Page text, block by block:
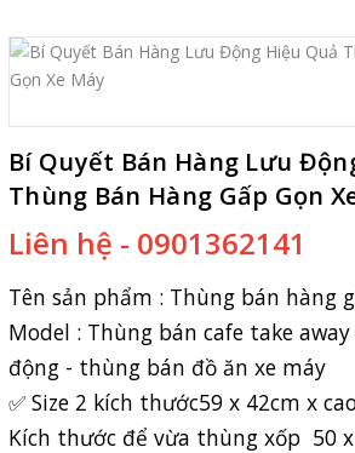
Bí Quyết Bán Hàng Lưu
Thùng Bán Hàng Gấp Gọn
Liên hệ - 0901362141
Tên sản phẩm : Thùng bán hàng
Model : Thùng bán cafe take
động - thùng bán đồ ăn xe máy
✅ Size 2 kích thước59 x 42cm x
Kích thước để vừa thùng xốp 50